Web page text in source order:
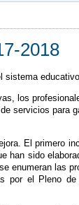
2018
los
servicios para
El primero
han sido
enumeran las
por el Pleno